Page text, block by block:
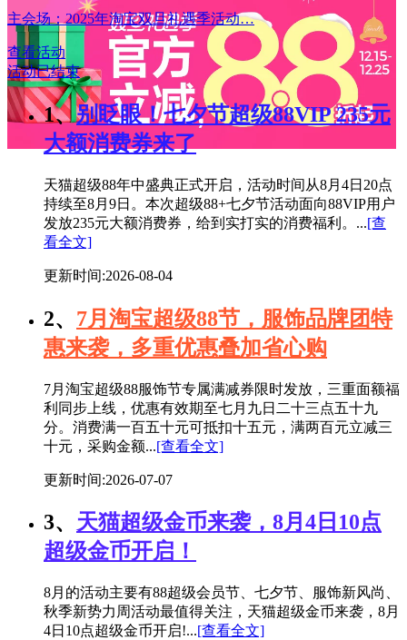
主会场：2025年淘宝双旦礼遇季活动…
查看活动
活动已结束
1、 别眨眼！七夕节超级88VIP 235元
大额消费券来了
天猫超级88年中盛典正式开启，活动时间从8月4日20点
持续至8月9日。本次超级88+七夕节活动面向88VIP用户
发放235元大额消费券，给到实打实的消费福利。...[查
看全文]
更新时间:2026-08-04
2、 7月淘宝超级88节，服饰品牌团特
惠来袭，多重优惠叠加省心购
7月淘宝超级88服饰节专属满减券限时发放，三重面额福
利同步上线，优惠有效期至七月九日二十三点五十九
分。消费满一百五十元可抵扣十五元，满两百元立减三
十元，采购金额...[查看全文]
更新时间:2026-07-07
3、 天猫超级金币来袭，8月4日10点
超级金币开启！
8月的活动主要有88超级会员节、七夕节、服饰新风尚、
秋季新势力周活动最值得关注，天猫超级金币来袭，8月
4日10点超级金币开启!...[查看全文]